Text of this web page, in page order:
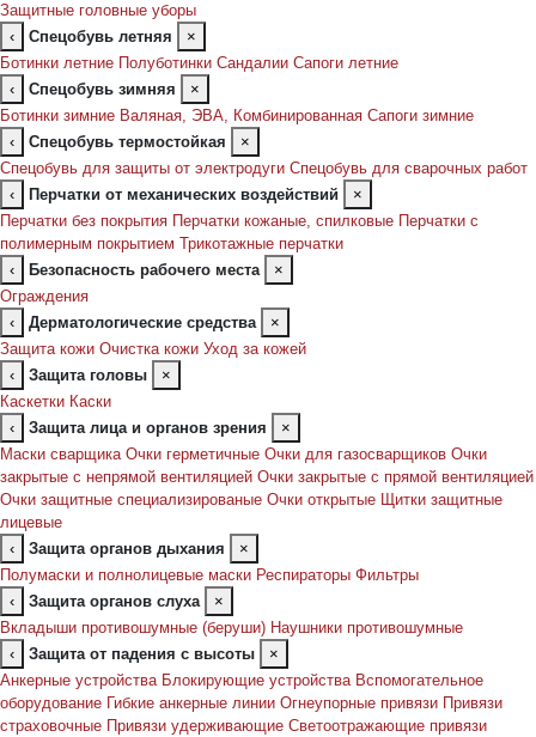
Защитные головные уборы
‹
Спецобувь летняя
×
Ботинки летние Полуботинки Сандалии Сапоги летние
‹
Спецобувь зимняя
×
Ботинки зимние Валяная, ЭВА, Комбинированная Сапоги зимние
‹
Спецобувь термостойкая
×
Спецобувь для защиты от электродуги Спецобувь для сварочных работ
‹
Перчатки от механических воздействий
×
Перчатки без покрытия Перчатки кожаные, спилковые Перчатки с
полимерным покрытием Трикотажные перчатки
‹
Безопасность рабочего места
×
Ограждения
‹
Дерматологические средства
×
Защита кожи Очистка кожи Уход за кожей
‹
Защита головы
×
Каскетки Каски
‹
Защита лица и органов зрения
×
Маски сварщика Очки герметичные Очки для газосварщиков Очки
закрытые с непрямой вентиляцией Очки закрытые с прямой вентиляцией
Очки защитные специализированые Очки открытые Щитки защитные
лицевые
‹
Защита органов дыхания
×
Полумаски и полнолицевые маски Респираторы Фильтры
‹
Защита органов слуха
×
Вкладыши противошумные (беруши) Наушники противошумные
‹
Защита от падения с высоты
×
Анкерные устройства Блокирующие устройства Вспомогательное
оборудование Гибкие анкерные линии Огнеупорные привязи Привязи
страховочные Привязи удерживающие Светоотражающие привязи